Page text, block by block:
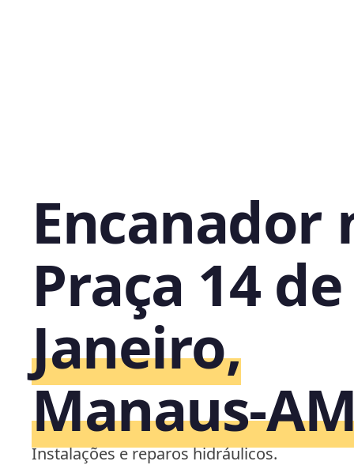
Encanador
Praça 14 de
Janeiro,
Instalações e reparos hidráulicos.